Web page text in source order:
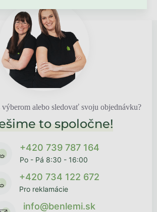
alebo sledovať svoju objednávku?
to spoločne!
+420 739 787 164
Po - Pá 8:30 - 16:00
+420 734 122 672
Pro reklamácie
info@benlemi.sk